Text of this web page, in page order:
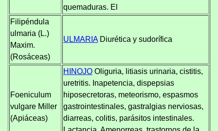
quemaduras. El
Filipéndula
ulmaria (L.)
Maxim.
(Rosáceas)
ULMARIADiurética y sudorífica
Foeniculum
vulgare Miller
(Apiáceas)
HINOJO Oliguria, litiasis urinaria, cistitis,
uretritis. Inapetencia, dispepsias
hiposecretoras, meteorismo, espasmos
gastrointestinales, gastralgias nerviosas,
diarreas, colitis, parásitos intestinales.